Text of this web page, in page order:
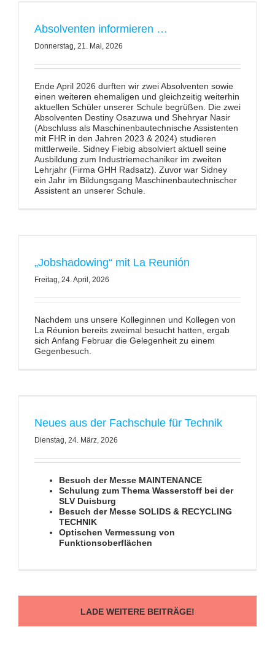
Absolventen informieren …
Donnerstag, 21. Mai, 2026
Ende April 2026 durften wir zwei Absolventen sowie
einen weiteren ehemaligen und gleichzeitig weiterhin
aktuellen Schüler unserer Schule begrüßen. Die zwei
Absolventen Destiny Osazuwa und Shehryar Nasir
(Abschluss als Maschinenbautechnische Assistenten
mit FHR in den Jahren 2023 & 2024) studieren
mittlerweile. Sidney Fiebig absolviert aktuell seine
Ausbildung zum Industriemechaniker im zweiten
Lehrjahr (Firma GHH Radsatz). Zuvor war Sidney
ein Jahr im Bildungsgang Maschinenbautechnischer
Assistent an unserer Schule.
„Jobshadowing“ mit La Reunión
Freitag, 24. April, 2026
Nachdem uns unsere Kolleginnen und Kollegen von
La Réunion bereits zweimal besucht hatten, ergab
sich Anfang Februar die Gelegenheit zu einem
Gegenbesuch.
Neues aus der Fachschule für Technik
Dienstag, 24. März, 2026
Besuch der Messe MAINTENANCE
Schulung zum Thema Wasserstoff bei der
SLV Duisburg
Besuch der Messe SOLIDS & RECYCLING
TECHNIK
Optischen Vermessung von
Funktionsoberflächen
LADE WEITERE BEITRÄGE!